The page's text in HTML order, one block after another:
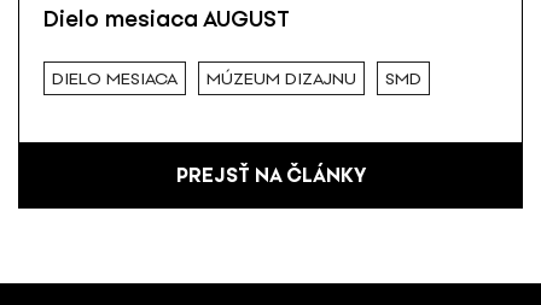
Dielo mesiaca AUGUST
DIELO MESIACA MÚZEUM DIZAJNU SMD
PREJSŤ NA ČLÁNKY